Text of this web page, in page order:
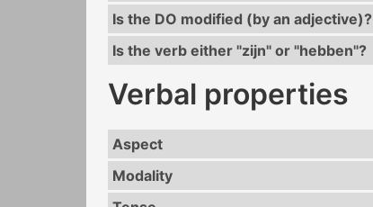
Is the DO modified (by an adjective)?
Is the verb either "zijn" or "hebben"?
Verbal properties
Aspect
Modality